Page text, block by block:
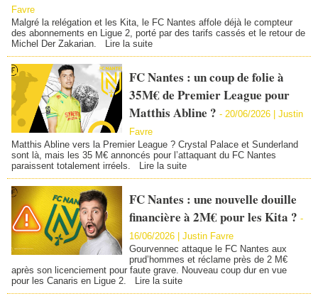
Favre
Malgré la relégation et les Kita, le FC Nantes affole déjà le compteur
des abonnements en Ligue 2, porté par des tarifs cassés et le retour de
Michel Der Zakarian.
Lire la suite
FC Nantes : un coup de folie à
35M€ de Premier League pour
Matthis Abline ? - 20/06/2026 |Justin
Favre
Matthis Abline vers la Premier League ? Crystal Palace et Sunderland
sont là, mais les 35 M€ annoncés pour l’attaquant du FC Nantes
paraissent totalement irréels.
Lire la suite
FC Nantes : une nouvelle douille
financière à 2M€ pour les Kita ? -
16/06/2026 |Justin Favre
Gourvennec attaque le FC Nantes aux
prud’hommes et réclame près de 2 M€
après son licenciement pour faute grave. Nouveau coup dur en vue
pour les Canaris en Ligue 2.
Lire la suite